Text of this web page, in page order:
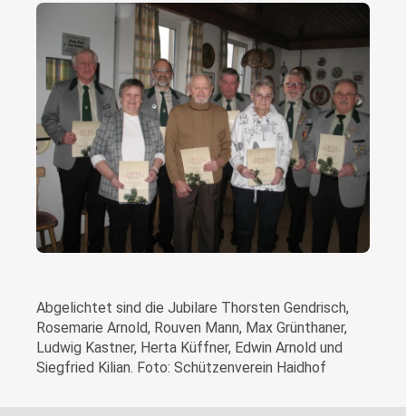
Abgelichtet sind die Jubilare Thorsten Gendrisch,
Rosemarie Arnold, Rouven Mann, Max Grünthaner,
Ludwig Kastner, Herta Küffner, Edwin Arnold und
Siegfried Kilian. Foto: Schützenverein Haidhof